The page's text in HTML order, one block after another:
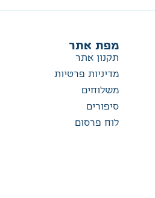
מפת אתר
תקנון אתר
מדיניות פרטיות
משלוחים
סיפורים
לוח פרסום